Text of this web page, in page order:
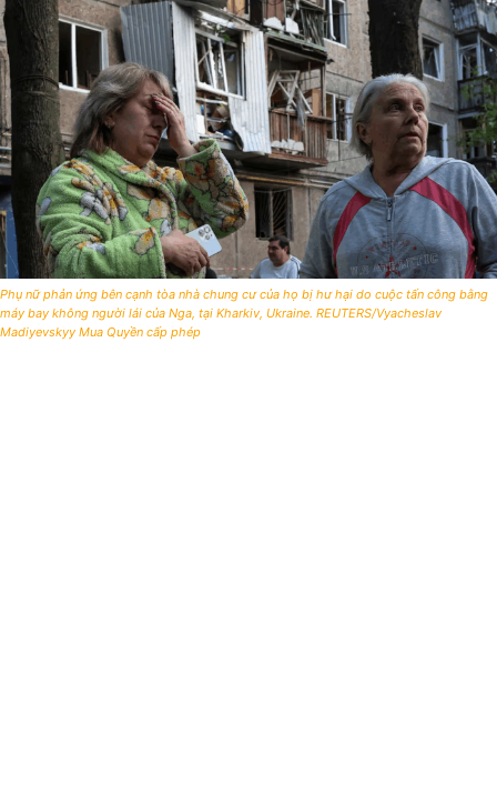
Phụ nữ phản ứng bên cạnh tòa nhà chung cư của họ bị hư hại do cuộc tấn công bằng
máy bay không người lái của Nga, tại Kharkiv, Ukraine. REUTERS/Vyacheslav
Madiyevskyy Mua Quyền cấp phép